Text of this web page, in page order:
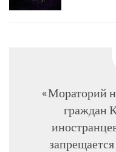
«Мораторий
граждан